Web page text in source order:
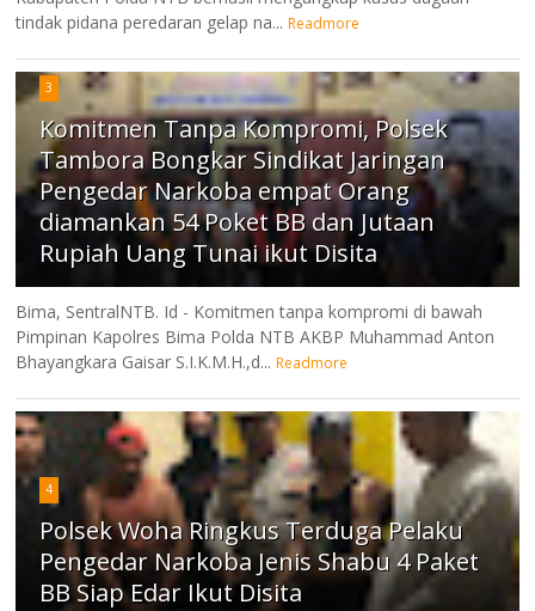
tindak pidana peredaran gelap na... Readmore
3
Komitmen Tanpa Kompromi, Polsek
Tambora Bongkar Sindikat Jaringan
Pengedar Narkoba empat Orang
diamankan 54 Poket BB dan Jutaan
Rupiah Uang Tunai ikut Disita
Bima, SentralNTB. Id - Komitmen tanpa kompromi di bawah
Pimpinan Kapolres Bima Polda NTB AKBP Muhammad Anton
Bhayangkara Gaisar S.I.K.M.H.,d... Readmore
4
Polsek Woha Ringkus Terduga Pelaku
Pengedar Narkoba Jenis Shabu 4 Paket
BB Siap Edar Ikut Disita